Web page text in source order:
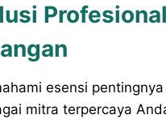
esensi
mitra terpercaya